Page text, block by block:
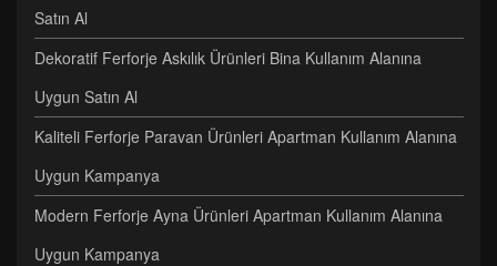
Satın Al
Dekoratif Ferforje Askılık Ürünleri Bina Kullanım Alanına
Uygun Satın Al
Kaliteli Ferforje Paravan Ürünleri Apartman Kullanım Alanına
Uygun Kampanya
Modern Ferforje Ayna Ürünleri Apartman Kullanım Alanına
Uygun Kampanya